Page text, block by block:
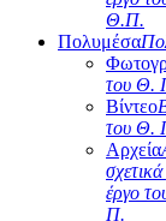
Θ.Π.
Πολυμέσα
του Θ.
Βίντεο
του Θ.
Αρχεία
έργο
Π.